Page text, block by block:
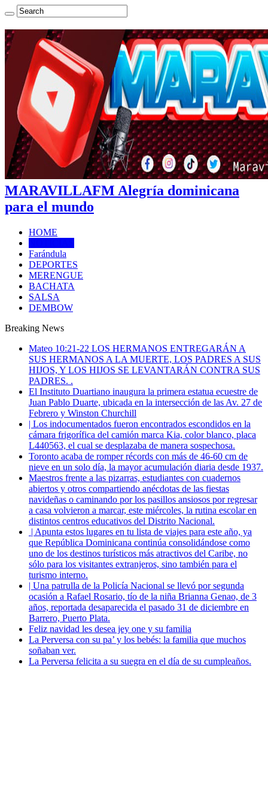
MARAVILLAFM Alegría dominicana
para el mundo
HOME
Farándula
DEPORTES
MERENGUE
BACHATA
SALSA
DEMBOW
Breaking News
Mateo 10:21-22 LOS HERMANOS ENTREGARÁN A
SUS HERMANOS A LA MUERTE, LOS PADRES A SUS
HIJOS, Y LOS HIJOS SE LEVANTARÁN CONTRA SUS
PADRES. .
El Instituto Duartiano inaugura la primera estatua ecuestre de
Juan Pablo Duarte, ubicada en la intersección de las Av. 27 de
Febrero y Winston Churchill
| Los indocumentados fueron encontrados escondidos en la
cámara frigorífica del camión marca Kia, color blanco, placa
L440563, el cual se desplazaba de manera sospechosa.
Toronto acaba de romper récords con más de 46-60 cm de
nieve en un solo día, la mayor acumulación diaria desde 1937.
Maestros frente a las pizarras, estudiantes con cuadernos
abiertos y otros compartiendo anécdotas de las fiestas
navideñas o caminando por los pasillos ansiosos por regresar
a casa volvieron a marcar, este miércoles, la rutina escolar en
distintos centros educativos del Distrito Nacional.
| Apunta estos lugares en tu lista de viajes para este año, ya
que República Dominicana continúa consolidándose como
uno de los destinos turísticos más atractivos del Caribe, no
sólo para los visitantes extranjeros, sino también para el
turismo interno.
| Una patrulla de la Policía Nacional se llevó por segunda
ocasión a Rafael Rosario, tío de la niña Brianna Genao, de 3
años, reportada desaparecida el pasado 31 de diciembre en
Barrero, Puerto Plata.
Feliz navidad les desea jey one y su familia
La Perversa con su pa’ y los bebés: la familia que muchos
soñaban ver.
La Perversa felicita a su suegra en el día de su cumpleaños.